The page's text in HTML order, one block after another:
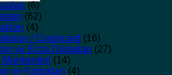
(6)
(62)
(4)
/ Crashcard (16)
ve Ecza Dolapları (27)
Mankenleri (14)
ve Koltukları (4)